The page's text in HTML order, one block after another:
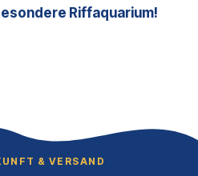
Riffaquarium!
& VERSAND